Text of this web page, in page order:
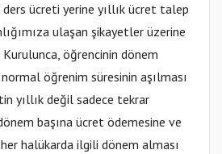
ücreti yerine yıllık ücret talep
ulaşan şikayetler üzerine
öğrencinin dönem
öğrenim süresinin aşılması
yıllık değil sadece tekrar
başına ücret ödemesine ve
halükarda ilgili dönem alması